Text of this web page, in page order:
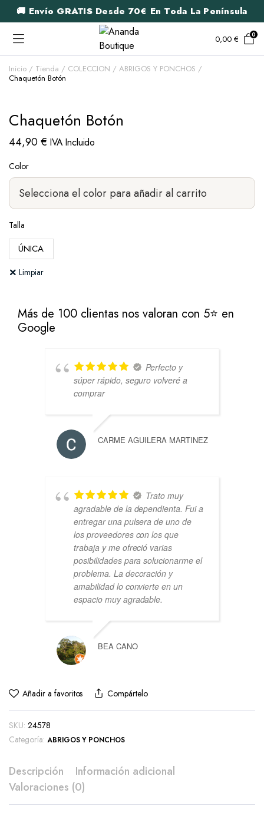
🚚 Envío GRATISDesde 70€ En Toda La Península
0,00 € 0
Inicio Tienda COLECCION
ABRIGOS Y PONCHOS
Chaquetón Botón
Chaquetón Botón
44,90€ IVA Incluido
Color
Talla
ÚNICA
Limpiar
Más de 100 clientas nos valoran con 5⭐ en
Google
Perfecto y
súper rápido, seguro volveré a
comprar
CARME AGUILERA MARTINEZ
Trato muy
agradable de la dependienta. Fui a
entregar una pulsera de uno de
los proveedores con los que
trabaja y me ofreció varias
posibilidades para solucionarme el
problema. La decoración y
amabilidad lo convierte en un
espacio muy agradable.
BEA CANO
Añadir a favoritos Compártelo
SKU: 24578
Categoría: ABRIGOS Y PONCHOS
Descripción
Información adicional
Valoraciones (0)